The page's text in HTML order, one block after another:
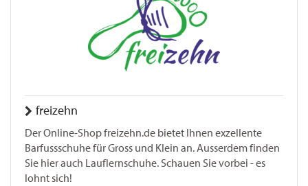
freizehn
Der Online-Shop freizehn.de bietet Ihnen exzellente
Barfussschuhe für Gross und Klein an. Ausserdem finden
Sie hier auch Lauflernschuhe. Schauen Sie vorbei - es
lohnt sich!